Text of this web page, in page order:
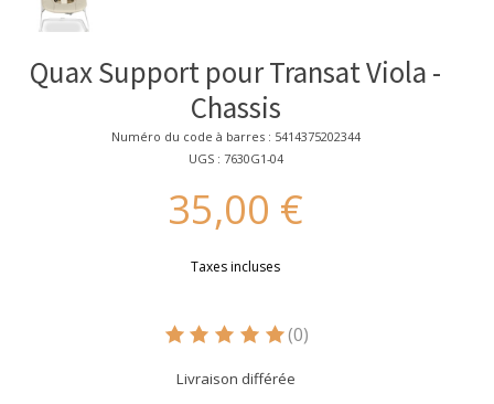
Quax Support pour Transat Viola -
Chassis
Numéro du code à barres : 5414375202344
UGS : 7630G1-04
35,00 €
Taxes incluses
Ce produit est évalué à
(0)
Livraison différée